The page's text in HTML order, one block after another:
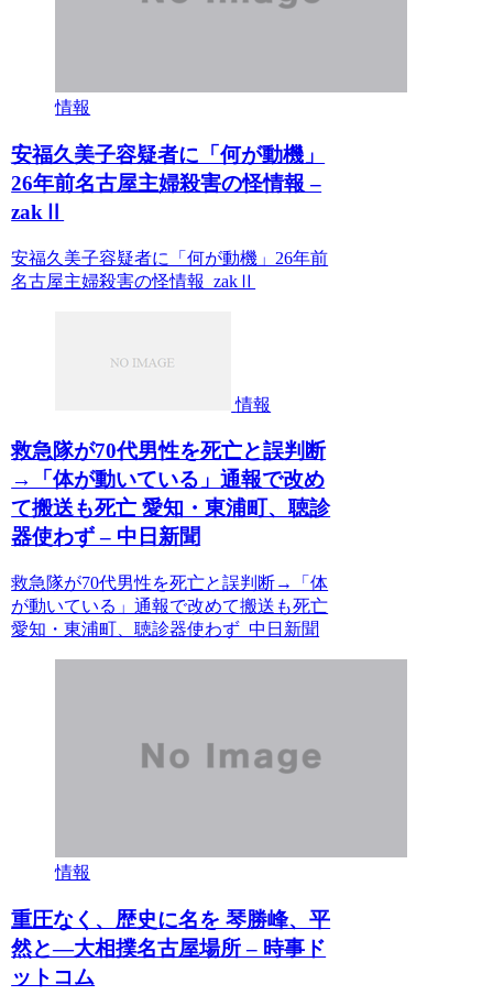
情報
安福久美子容疑者に「何が動機」
26年前名古屋主婦殺害の怪情報 –
zakⅡ
安福久美子容疑者に「何が動機」26年前
名古屋主婦殺害の怪情報 zakⅡ
情報
救急隊が70代男性を死亡と誤判断
→「体が動いている」通報で改め
て搬送も死亡 愛知・東浦町、聴診
器使わず – 中日新聞
救急隊が70代男性を死亡と誤判断→「体
が動いている」通報で改めて搬送も死亡
愛知・東浦町、聴診器使わず 中日新聞
情報
重圧なく、歴史に名を 琴勝峰、平
然と―大相撲名古屋場所 – 時事ド
ットコム